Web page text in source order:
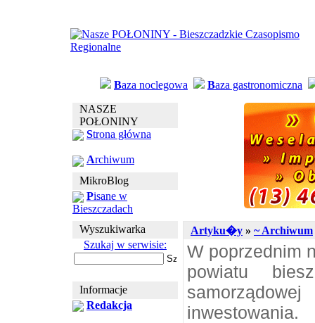
Baza noclegowa Baza gastronomiczna
NASZE
POŁONINY
Strona główna
Archiwum
MikroBlog
Pisane w
Bieszczadach
Wyszukiwarka
Szukaj w serwisie:
Informacje
Redakcja
Artyku�y » ~ Archiwum
W poprzednim
powiatu
inwestowania.